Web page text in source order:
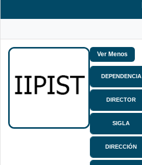
DEPENDENCIA
DIRECTOR
SIGLA
DIRECCIÓN